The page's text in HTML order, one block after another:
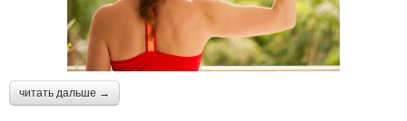
читать дальше →